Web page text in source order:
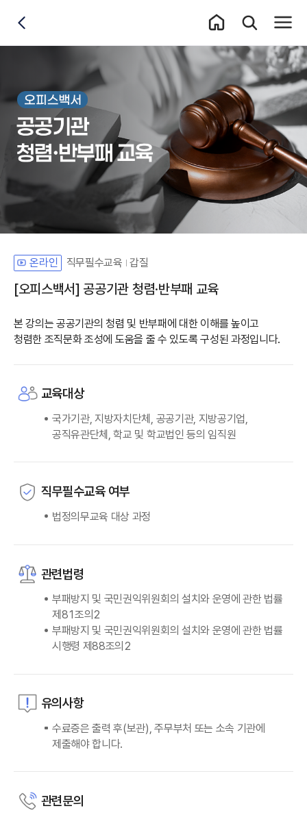
통합검색 레이
전체
뒤로가기
온라인 직무필수교육 갑질
[오피스백서] 공공기관 청렴·반부패 교육
본 강의는 공공기관의 청렴 및 반부패에 대한 이해를 높이고
청렴한 조직문화 조성에 도움을 줄 수 있도록 구성된 과정입니다.
교육대상
국가기관, 지방자치단체, 공공기관, 지방공기업,
공직유관단체, 학교 및 학교법인 등의 임직원
직무필수교육 여부
법정의무교육 대상 과정
관련법령
부패방지 및 국민권익위원회의 설치와 운영에 관한 법률
제81조의2
부패방지 및 국민권익위원회의 설치와 운영에 관한 법률
시행령 제88조의2
유의사항
수료증은 출력 후(보관), 주무부처 또는 소속 기관에
제출해야 합니다.
관련문의